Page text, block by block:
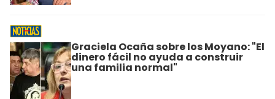
Graciela Ocaña sobre los Moyano: "El
dinero fácil no ayuda a construir
una familia normal"